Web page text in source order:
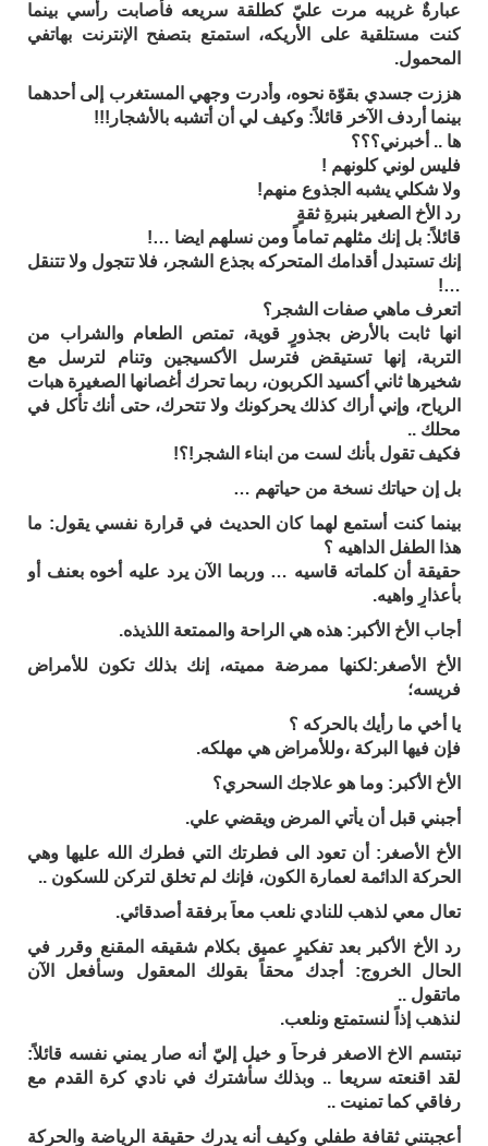
عبارةٌ غريبه مرت عليّ كطلقة سريعه فأصابت رأسي بينما
كنت مستلقية على الأريكه، استمتع بتصفح الإنترنت بهاتفي
المحمول.
هززت جسدي بقوّة نحوه، وأدرت وجهي المستغرب إلى أحدهما
بينما أردف الآخر قائلاً: وكيف لي أن أتشبه بالأشجار!!!
ها .. أخبرني؟؟؟
فليس لوني كلونهم !
ولا شكلي يشبه الجذوع منهم!
رد الأخ الصغير بنبرةِ ثقةٍ
قائلاً: بل إنك مثلهم تماماً ومن نسلهم ايضا …!
إنك تستبدل أقدامك المتحركه بجذع الشجر، فلا تتجول ولا تتنقل
…!
اتعرف ماهي صفات الشجر؟
انها ثابت بالأرض بجذورٍ قوية، تمتص الطعام والشراب من
التربة، إنها تستيقض فترسل الأكسيجين وتنام لترسل مع
شخيرها ثاني أكسيد الكربون، ربما تحرك أغصانها الصغيرة هبات
الرياح، وإني أراك كذلك يحركونك ولا تتحرك، حتى أنك تأكل في
محلك ..
فكيف تقول بأنك لست من ابناء الشجر!؟!
بل إن حياتك نسخة من حياتهم …
بينما كنت أستمع لهما كان الحديث في قرارة نفسي يقول: ما
هذا الطفل الداهيه ؟
حقيقة أن كلماته قاسيه … وربما الآن يرد عليه أخوه بعنف أو
بأعذارٍ واهيه.
أجاب الأخ الأكبر: هذه هي الراحة والممتعة اللذيذه.
الأخ الأصغر:لكنها ممرضة مميته، إنك بذلك تكون للأمراض
فريسه؛
يا أخي ما رأيك بالحركه ؟
فإن فيها البركة ،وللأمراض هي مهلكه.
الأخ الأكبر: وما هو علاجك السحري؟
أجبني قبل أن يأتي المرض ويقضي علي.
الأخ الأصغر: أن تعود الى فطرتك التي فطرك الله عليها وهي
الحركة الدائمة لعمارة الكون، فإنك لم تخلق لتركن للسكون ..
تعال معي لذهب للنادي نلعب معاً برفقة أصدقائي.
رد الأخ الأكبر بعد تفكيرٍ عميق بكلام شقيقه المقنع وقرر في
الحال الخروج: أجدك محقاً بقولك المعقول وسأفعل الآن
ماتقول ..
لنذهب إذاً لنستمتع ونلعب.
تبتسم الاخ الاصغر فرحاً و خيل إليّ أنه صار يمني نفسه قائلاً:
لقد اقنعته سريعا .. وبذلك سأشترك في نادي كرة القدم مع
رفاقي كما تمنيت ..
أعجبتني ثقافة طفلي وكيف أنه يدرك حقيقة الرياضة والحركة